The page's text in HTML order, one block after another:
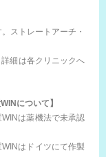
ストレートアーチ・
細は各クリニックへ
について】
は薬機法で未承認
はドイツにて作製